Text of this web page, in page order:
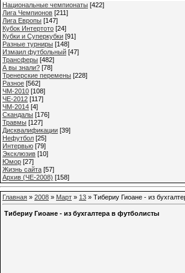
Национальные чемпионаты [422]
Лига Чемпионов [211]
Лига Европы [147]
Кубок Интертото [24]
Кубки и Суперкубки [91]
Разные турниры [148]
Измаил футбольный [47]
Трансферы [482]
А вы знали? [78]
Тренерские перемены [228]
Разное [562]
ЧМ-2010 [108]
ЧЕ-2012 [117]
ЧМ-2014 [4]
Cкандалы [176]
Травмы [127]
Дисквалификации [39]
Нефутбол [25]
Интервью [79]
Эксклюзив [10]
Юмор [27]
Жизнь сайта [57]
Архив (ЧЕ-2008) [158]
Главная » 2008 » Март » 13 » Тибериу Гиоане - из
Тибериу Гиоане - из бухгалтера в футболисты